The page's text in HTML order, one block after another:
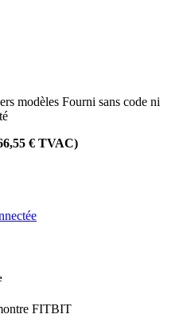
modèles Fourni sans code ni
€ TVAC)
FITBIT